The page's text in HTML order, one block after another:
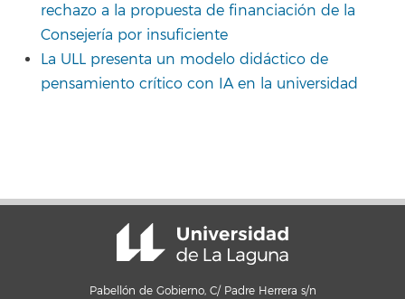
rechazo a la propuesta de financiación de la
Consejería por insuficiente
La ULL presenta un modelo didáctico de
pensamiento crítico con IA en la universidad
Pabellón de Gobierno, C/ Padre Herrera s/n